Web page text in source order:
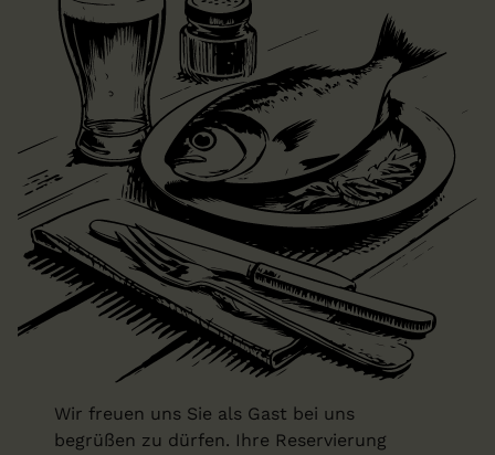
Wir freuen uns Sie als Gast bei uns
begrüßen zu dürfen. Ihre Reservierung